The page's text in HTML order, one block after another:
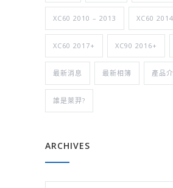
XC60 2010 – 2013 XC60
XC60 2017+ XC90 2016+
最新消息 最新相簿 產品
誰是萊羿?
ARCHIVES